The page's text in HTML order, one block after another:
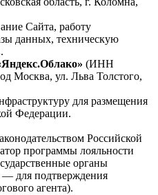
Сайта, работу
данных, техническую
(ИНН
Москва, ул. Льва Толстого,
для размещения
Федерации.
Российской
программы лояльности
органы
— для подтверждения
агента).